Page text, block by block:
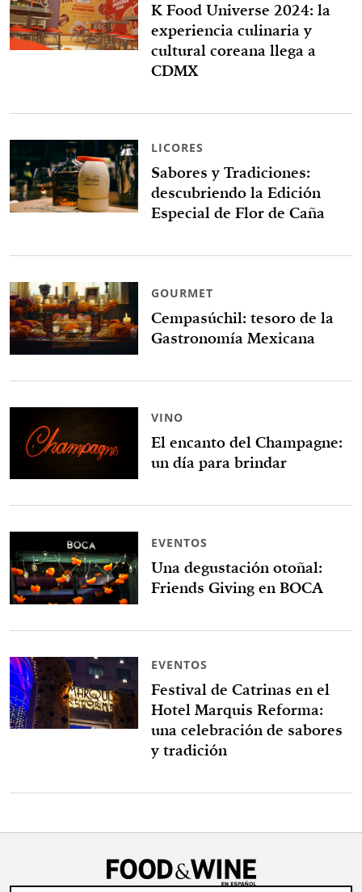
K Food Universe 2024: la
experiencia culinaria y
cultural coreana llega a
CDMX
LICORES
Sabores y Tradiciones:
descubriendo la Edición
Especial de Flor de Caña
GOURMET
Cempasúchil: tesoro de la
Gastronomía Mexicana
VINO
El encanto del Champagne:
un día para brindar
EVENTOS
Una degustación otoñal:
Friends Giving en BOCA
EVENTOS
Festival de Catrinas en el
Hotel Marquis Reforma:
una celebración de sabores
y tradición